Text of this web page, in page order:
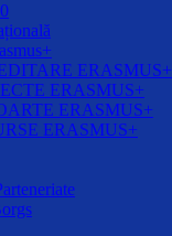
ERASMUS+
ERASMUS+
ERASMUS+
ERASMUS+